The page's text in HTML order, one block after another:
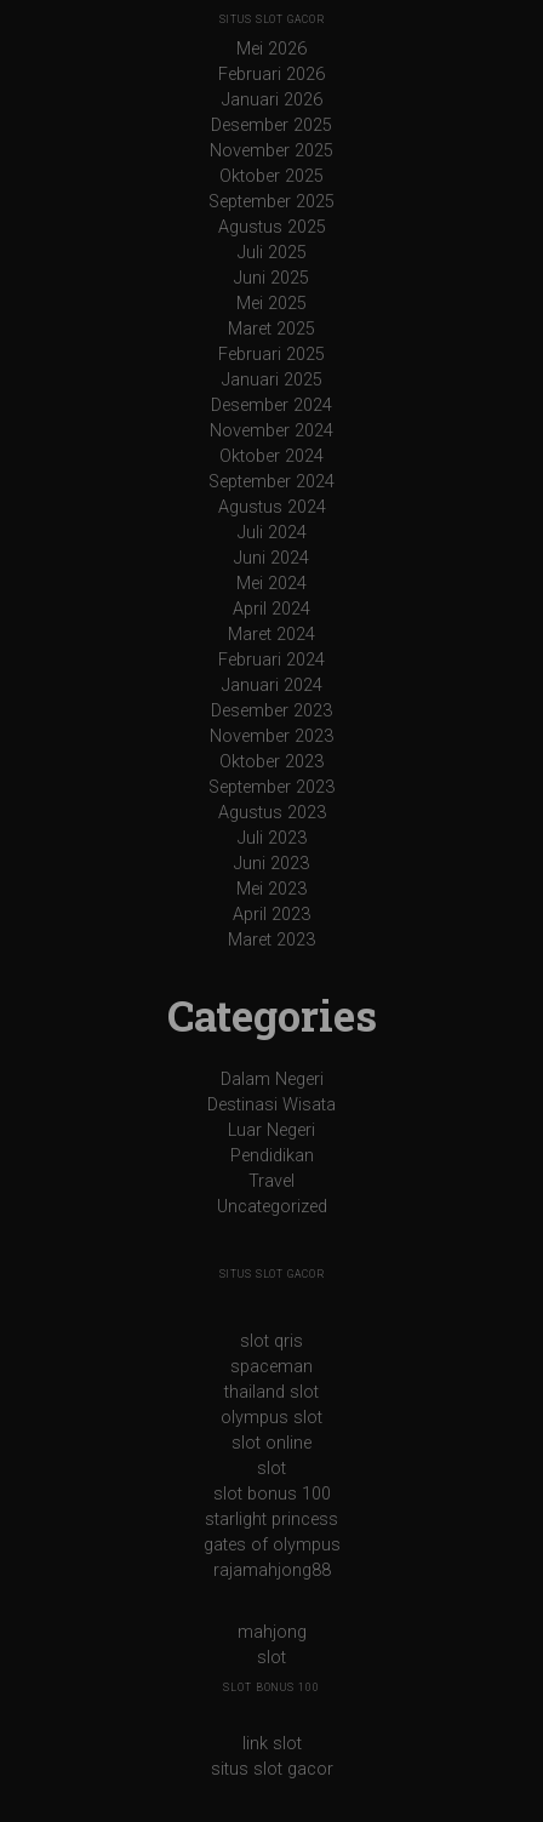
SITUS SLOT GACOR
Mei 2026
Februari 2026
Januari 2026
Desember 2025
November 2025
Oktober 2025
September 2025
Agustus 2025
Juli 2025
Juni 2025
Mei 2025
Maret 2025
Februari 2025
Januari 2025
Desember 2024
November 2024
Oktober 2024
September 2024
Agustus 2024
Juli 2024
Juni 2024
Mei 2024
April 2024
Maret 2024
Februari 2024
Januari 2024
Desember 2023
November 2023
Oktober 2023
September 2023
Agustus 2023
Juli 2023
Juni 2023
Mei 2023
April 2023
Maret 2023
Categories
Dalam Negeri
Destinasi Wisata
Luar Negeri
Pendidikan
Travel
Uncategorized
SITUS SLOT GACOR
slot qris
spaceman
thailand slot
olympus slot
slot online
slot
slot bonus 100
starlight princess
gates of olympus
rajamahjong88
mahjong
slot
SLOT BONUS 100
link slot
situs slot gacor